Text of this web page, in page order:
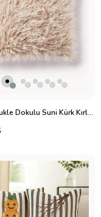
Morten Bukle Dokulu Suni Kürk Kırlent Kılıfı 40x40 cm